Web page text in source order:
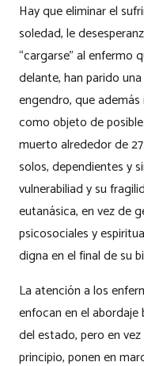
Hay que eliminar el
soledad, le
“cargarse” al enfermo
delante, han parido
engendro, que
como objeto de
muerto alrededor de
solos, dependientes y
vulnerabiliad y su
eutanásica, en vez de
psicosociales y
digna en el final de su
La atención a los
enfocan en el
del estado, pero en
principio, ponen en